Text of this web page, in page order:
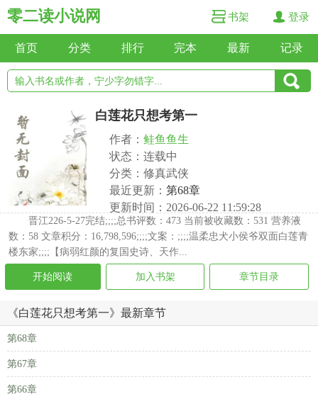
零二读小说网 书架 登录
首页 分类 排行 完本 最新 记录
白莲花只想考第一
作者： 鲑鱼鱼生
状态：连载中
分类：修真武侠
最近更新： 第68章
更新时间：2026-06-22 11:59:28
晋江226-5-27完结;;;;总书评数：473 当前被收藏数：531 营养液
数：58 文章积分：16,798,596;;;;文案：;;;;温柔忠犬小侯爷双面白莲青
楼东家;;;;【病弱红颜的复国史诗、天作...
开始阅读 加入书架 章节目录
《白莲花只想考第一》最新章节
第68章
第67章
第66章